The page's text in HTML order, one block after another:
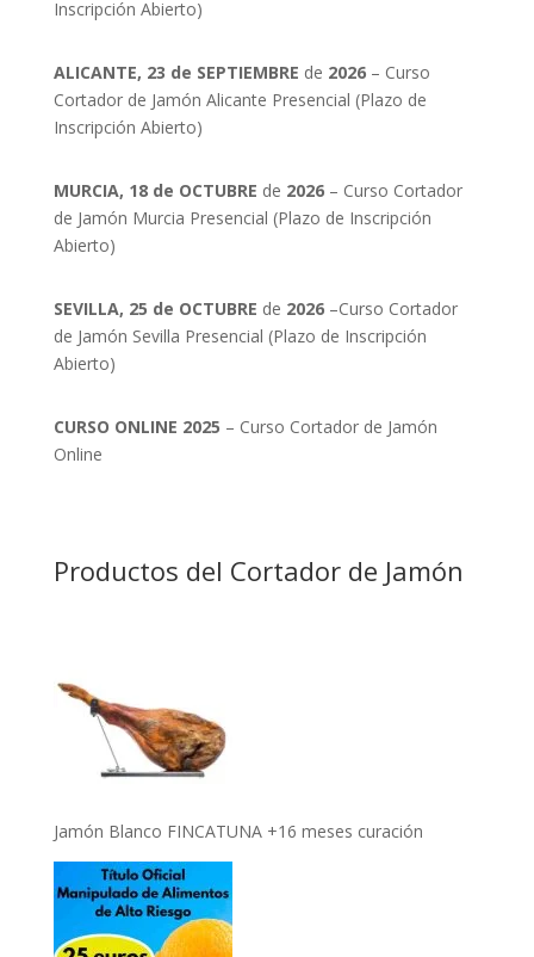
Inscripción Abierto)
ALICANTE, 23 de SEPTIEMBRE de 2026– Curso
Cortador de Jamón Alicante Presencial (Plazo de
Inscripción Abierto)
MURCIA, 18 de OCTUBRE de 2026– Curso Cortador
de Jamón Murcia Presencial (Plazo de Inscripción
Abierto)
SEVILLA, 25 de OCTUBRE de 2026–Curso Cortador
de Jamón Sevilla Presencial (Plazo de Inscripción
Abierto)
CURSO ONLINE 2025 – Curso Cortador de Jamón
Online
Productos del Cortador de Jamón
Jamón Blanco FINCATUNA +16 meses curación